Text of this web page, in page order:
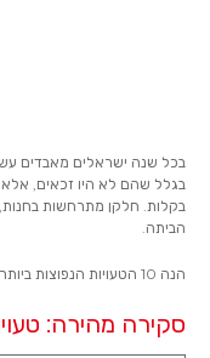
בכל שנה ישראלים מאבדים
בגלל שהם לא היו זכאים,
בקלות. חלקן מתרחשות
הביתה.
הנה 10 הטעויות הנפוצות ביותר, ואיך להימנע מהן.
סקירה מהירה: